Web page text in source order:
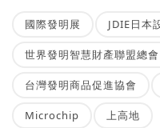
國際發明展 JDIE日本
世界發明智慧財產聯盟總會
台灣發明商品促進協會
Microchip 上高地